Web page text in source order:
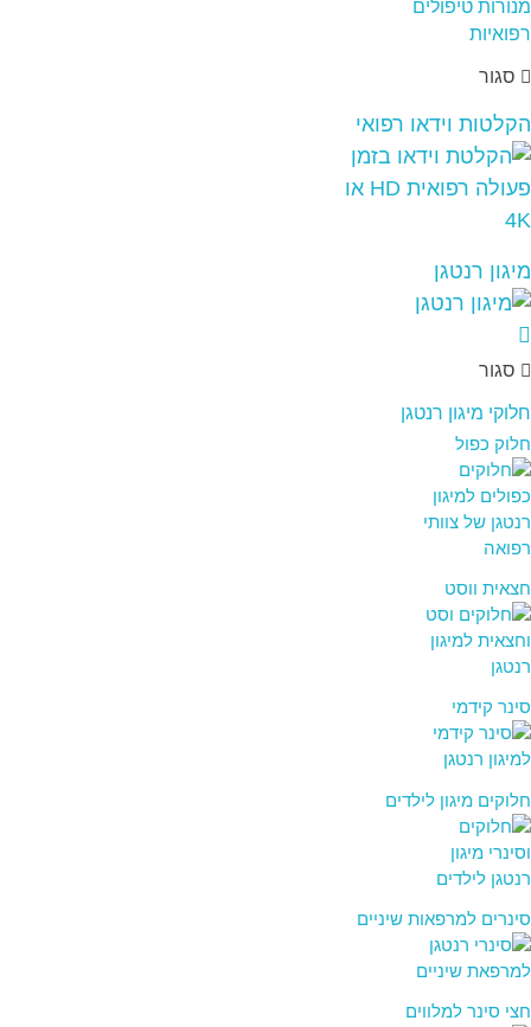
סגור
הקלטות וידאו רפואי
מיגון רנטגן
סגור
חלוקי מיגון רנטגן
חלוק כפול
חצאית ווסט
סינר קידמי
חלוקים מיגון לילדים
סינרים למרפאות שיניים
חצי סינר למלווים